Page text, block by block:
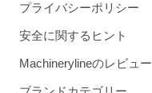
プライバシーポリシー
安全に関するヒント
Machinerylineのレビュー